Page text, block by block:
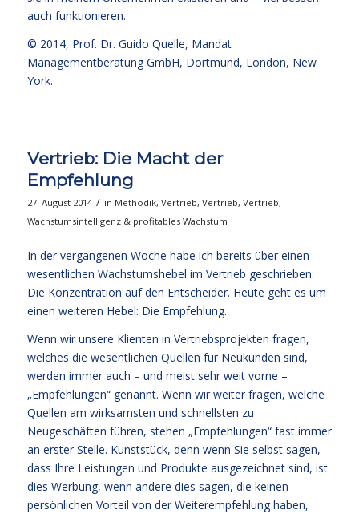
auch funktionieren.
© 2014, Prof. Dr. Guido Quelle, Mandat
Managementberatung GmbH, Dortmund, London, New
York.
Vertrieb: Die Macht der
Empfehlung
27. August 2014 / in Methodik, Vertrieb, Vertrieb, Vertrieb,
Wachstumsintelligenz & profitables Wachstum
In der vergangenen Woche habe ich bereits über einen
wesentlichen Wachstumshebel im Vertrieb geschrieben:
Die Konzentration auf den Entscheider. Heute geht es um
einen weiteren Hebel: Die Empfehlung.
Wenn wir unsere Klienten in Vertriebsprojekten fragen,
welches die wesentlichen Quellen für Neukunden sind,
werden immer auch – und meist sehr weit vorne –
„Empfehlungen“ genannt. Wenn wir weiter fragen, welche
Quellen am wirksamsten und schnellsten zu
Neugeschäften führen, stehen „Empfehlungen“ fast immer
an erster Stelle. Kunststück, denn wenn Sie selbst sagen,
dass Ihre Leistungen und Produkte ausgezeichnet sind, ist
dies Werbung, wenn andere dies sagen, die keinen
persönlichen Vorteil von der Weiterempfehlung haben,